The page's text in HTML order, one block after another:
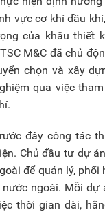
vực cơ khí dầu
của khâu thiết
M&C đã chủ
chọn và xây
qua việc
đây công tác
Chủ đầu tư dự
để quản lý,
nước ngoài. Mỗi dự
thời gian dài,